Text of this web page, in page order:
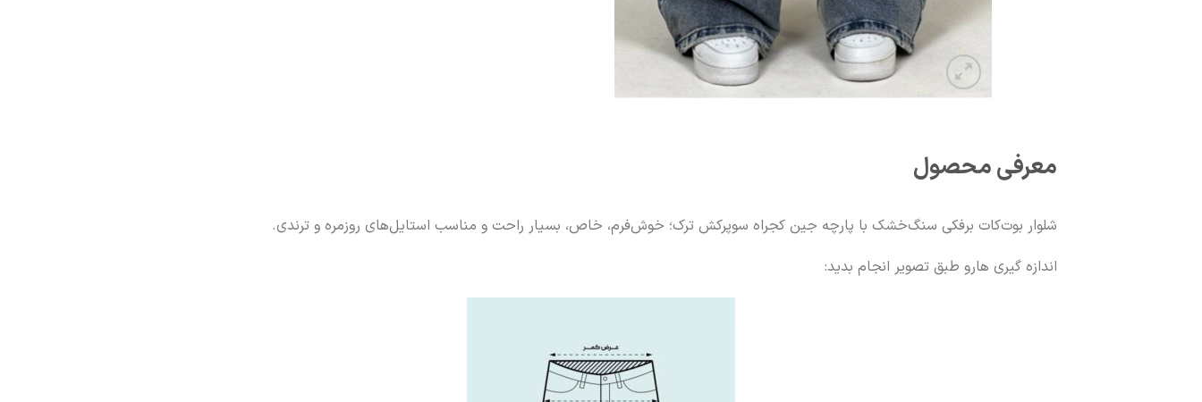
معرفی محصول
شلوار بوت‌کات برفکی سنگ‌خشک با پارچه جین کجراه سوپرکش ترک؛ خوش‌فرم، خاص، بسیار راحت و مناسب استایل‌های روزمره و ترندی.
اندازه گیری هارو طبق تصویر انجام بدید: